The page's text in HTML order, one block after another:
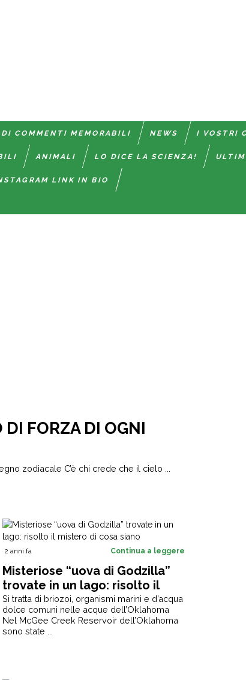
COMMENTI MEMORABILI NEWS I VOSTRI
ANIMALI LO DICE LA SCIENZA!
LINK IN BIO
DI FORZA DI OGNI
zodiacale C’è chi crede che il cielo ...
2 anni fa Continua a leggere
Misteriose “uova di Godzilla”
trovate in un lago: risolto il
mistero di cosa siano
Si tratta di briozoi, organismi marini e d’acqua
dolce comuni nelle acque dell’Oklahoma
Nel McGee Creek Reservoir dell’Oklahoma
sono state ...